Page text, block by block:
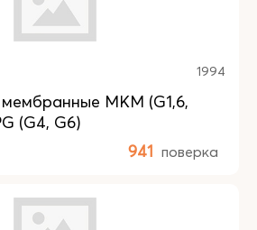
1994
MKM (G1,6,
(G4, G6)
941 поверка